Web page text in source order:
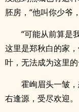
胚房，“他叫你少爷
“可能从前算是
这里是郑秋白的家
叶，无法成为这里的
霍峋眉头一皱
右逢源，受尽欢迎。